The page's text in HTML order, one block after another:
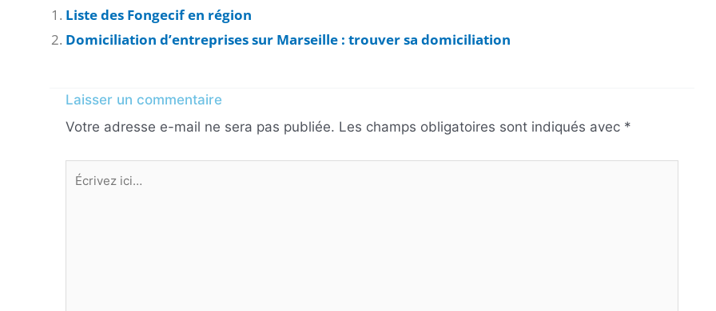
Liste des Fongecif en région
Domiciliation d’entreprises sur Marseille : trouver sa domiciliation
Laisser un commentaire
Votre adresse e-mail ne sera pas publiée. Les champs obligatoires sont indiqués avec *
Écrivez